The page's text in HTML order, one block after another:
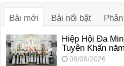
Bài mới Bài nổi bật
Hiệp Hội Đa
Tuyên Khấn
08/08/2026